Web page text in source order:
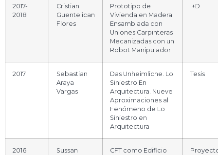
2017-
2018
Cristian
Guentelican
Flores
Prototipo de
Vivienda en Madera
Ensamblada con
Uniones Carpinteras
Mecanizadas con un
Robot Manipulador
I+D
2017
Sebastian
Araya
Vargas
Das Unheimliche. Lo
Siniestro En
Arquitectura. Nueve
Aproximaciones al
Fenómeno de Lo
Siniestro en
Arquitectura
Tesis
2016
Sussan
CFT como Edificio